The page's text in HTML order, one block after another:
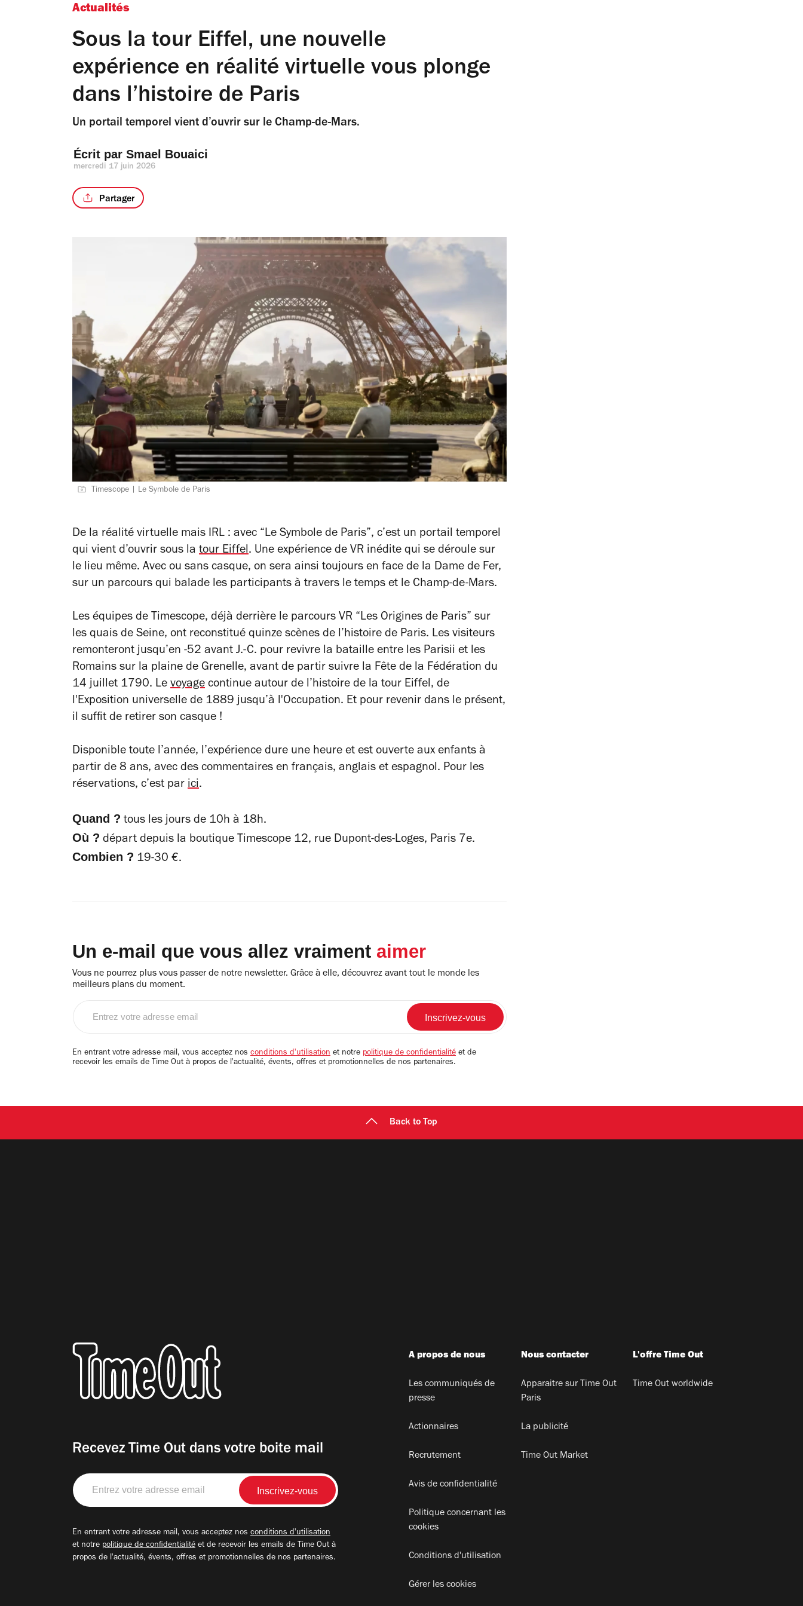
Actualités
Sous la tour Eiffel, une nouvelle
expérience en réalité virtuelle vous plonge
dans l’histoire de Paris
Un portail temporel vient d’ouvrir sur le Champ-de-Mars.
Écrit par Smael Bouaici
mercredi 17 juin 2026
Partager
Timescope | Le Symbole de Paris
De la réalité virtuelle mais IRL : avec “Le Symbole de Paris”, c’est un portail temporel
qui vient d’ouvrir sous la tour Eiffel. Une expérience de VR inédite qui se déroule sur
le lieu même. Avec ou sans casque, on sera ainsi toujours en face de la Dame de Fer,
sur un parcours qui balade les participants à travers le temps et le Champ-de-Mars.
Les équipes de Timescope, déjà derrière le parcours VR “Les Origines de Paris” sur
les quais de Seine, ont reconstitué quinze scènes de l’histoire de Paris. Les visiteurs
remonteront jusqu’en -52 avant J.-C. pour revivre la bataille entre les Parisii et les
Romains sur la plaine de Grenelle, avant de partir suivre la Fête de la Fédération du
14 juillet 1790. Le voyage continue autour de l’histoire de la tour Eiffel, de
l'Exposition universelle de 1889 jusqu’à l'Occupation. Et pour revenir dans le présent,
il suffit de retirer son casque !
Disponible toute l’année, l’expérience dure une heure et est ouverte aux enfants à
partir de 8 ans, avec des commentaires en français, anglais et espagnol. Pour les
réservations, c’est par ici.
Quand ? tous les jours de 10h à 18h.
Où ? départ depuis la boutique Timescope 12, rue Dupont-des-Loges, Paris 7e.
Combien ? 19-30 €.
Un e-mail que vous allez vraiment aimer
Vous ne pourrez plus vous passer de notre newsletter. Grâce à elle, découvrez avant tout le monde les
meilleurs plans du moment.
email
En entrant votre adresse mail, vous acceptez nos conditions d'utilisation et notre politique de confidentialité et de
recevoir les emails de Time Out à propos de l'actualité, évents, offres et promotionnelles de nos partenaires.
Back to Top
Recevez Time Out dans votre boite mail
Entrez
votre
adresse
En entrant votre adresse mail, vous acceptez nos conditions d'utilisation
et notre politique de confidentialité et de recevoir les emails de Time Out à
propos de l'actualité, évents, offres et promotionnelles de nos partenaires.
A propos de nous
Les communiqués de
presse
Actionnaires
Recrutement
Avis de confidentialité
Politique concernant les
cookies
Conditions d'utilisation
Gérer les cookies
Nous contacter
Apparaitre sur Time Out
Paris
La publicité
Time Out Market
L'offre Time Out
Time Out worldwide